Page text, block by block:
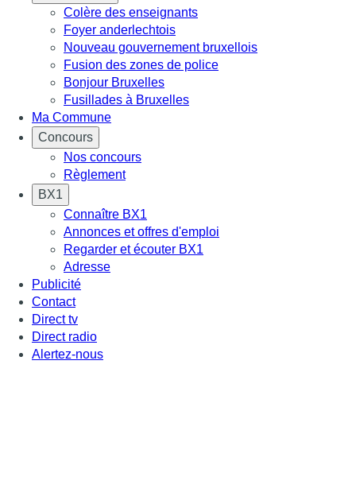
Colère des enseignants
Foyer anderlechtois
Nouveau gouvernement bruxellois
Fusion des zones de police
Bonjour Bruxelles
Fusillades à Bruxelles
Ma Commune
Concours
Nos concours
Règlement
BX1
Connaître BX1
Annonces et offres d'emploi
Regarder et écouter BX1
Adresse
Publicité
Contact
Direct tv
Direct radio
Alertez-nous